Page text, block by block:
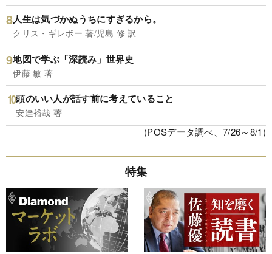
人生は気づかぬうちにすぎるから。
クリス・ギレボー 著/児島 修 訳
地図で学ぶ「深読み」世界史
伊藤 敏 著
頭のいい人が話す前に考えていること
安達裕哉 著
(POSデータ調べ、7/26～8/1)
特集